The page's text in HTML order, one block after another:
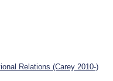
Relations (Carey 2010-)